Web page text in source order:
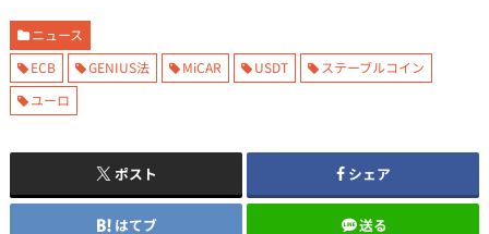
ニュース
ECB
GENIUS法 MiCAR USDT
ステーブルコイン
ユーロ
ポスト シェア
はてブ 送る